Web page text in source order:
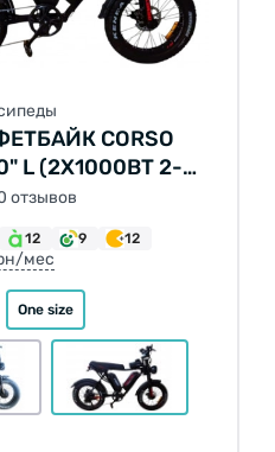
CORSO
L (2Х1000ВТ 2-
48В 18АЧ)
отзывов
12 9 12
мес
One size